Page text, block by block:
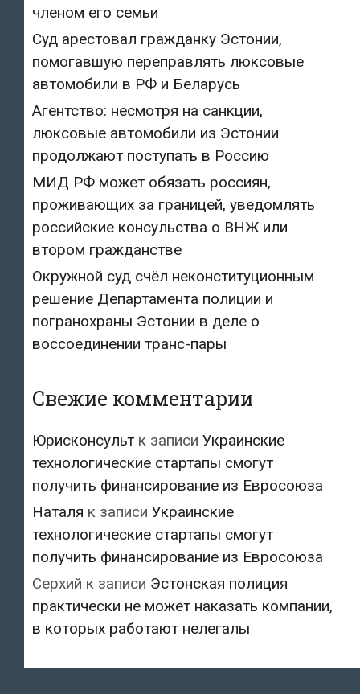
членом его семьи
Суд арестовал гражданку Эстонии,
помогавшую переправлять люксовые
автомобили в РФ и Беларусь
Агентство: несмотря на санкции,
люксовые автомобили из Эстонии
продолжают поступать в Россию
МИД РФ может обязать россиян,
проживающих за границей, уведомлять
российские консульства о ВНЖ или
втором гражданстве
Окружной суд счёл неконституционным
решение Департамента полиции и
погранохраны Эстонии в деле о
воссоединении транс-пары
Свежие комментарии
Юрисконсульт к записи Украинские
технологические стартапы смогут
получить финансирование из Евросоюза
Наталя к записи Украинские
технологические стартапы смогут
получить финансирование из Евросоюза
Серхий к записи Эстонская полиция
практически не может наказать компании,
в которых работают нелегалы